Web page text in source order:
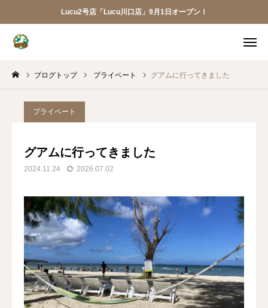
Lucu2号店「Lucu川口店」9月1日オープン！
ブログトップ プライベート グアムに行ってきました
プライベート
グアムに行ってきました
2024.11.24 2026.07.02
ご予約 アクセス
お電話
Lucu川口店
トリミング
ペットホテル
犬の幼稚園
犬の送迎